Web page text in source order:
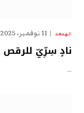
الهدهد 11 نوفمبر، 2025
نادٍ سِرِّيّ
…